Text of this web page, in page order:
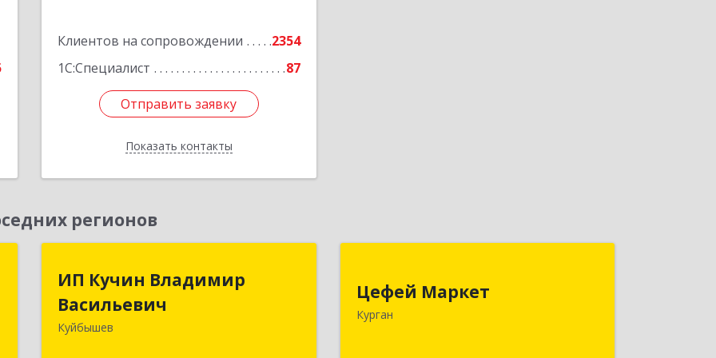
Клиентов на сопровождении
2354
1С:Специалист
87
Отправить заявку
Показать контакты
Отправить заявку
Назад
регионов
ИП Кучин Владимир
Васильевич
Куйбышев
Васильевич
Цефей Маркет
Курган
640002, Курганская обл, Курган г,